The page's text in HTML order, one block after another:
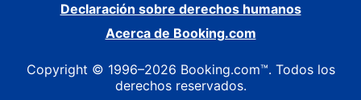
Declaración sobre derechos humanos
Acerca de Booking.com
Copyright © 1996–2026 Booking.com™. Todos los
derechos reservados.